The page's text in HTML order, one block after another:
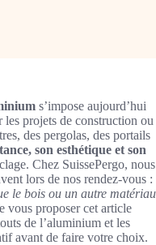
s’impose aujourd’hui
projets de construction ou
des pergolas, des portails
son esthétique et son
Chez SuissePergo, nous
lors de nos rendez-vous :
le bois ou un autre matériau
vous proposer cet article
de l’aluminium et les
avant de faire votre choix.